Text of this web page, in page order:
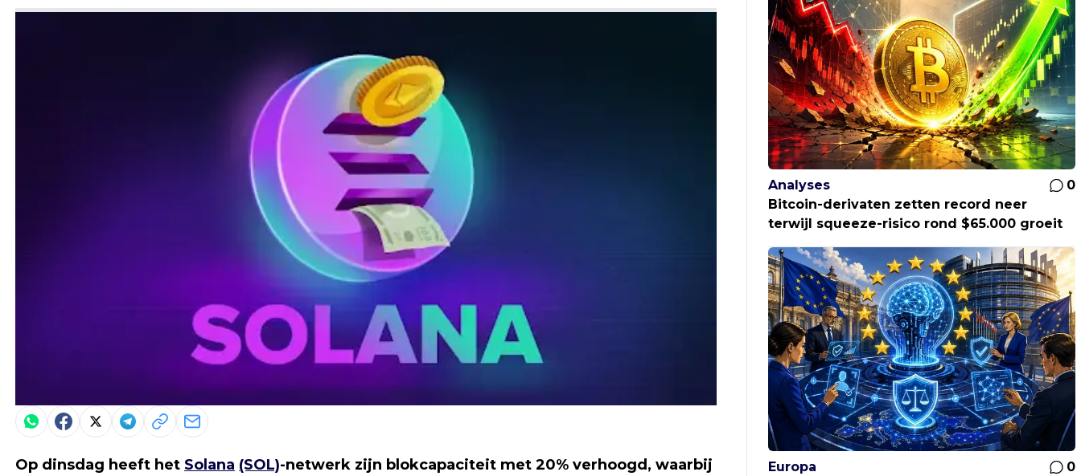
Op dinsdag heeft het Solana (SOL)-netwerk zijn blokcapaciteit met 20% verhoogd, waarbij
Analyses
0
Bitcoin-derivaten zetten record neer
terwijl squeeze-risico rond $65.000 groeit
Europa
0